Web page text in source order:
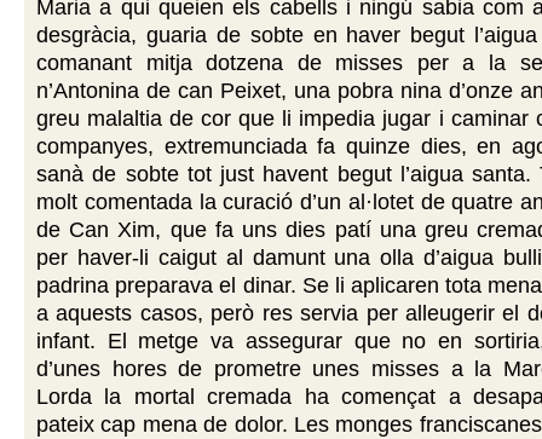
Maria a qui queien els cabells i ningú sabia com
desgràcia, guaria de sobte en haver begut
comanant mitja dotzena de misses per a la
n’Antonina de can Peixet, una pobra nina d’onze
greu malaltia de cor que li impedia jugar i caminar
companyes, extremunciada fa quinze dies, en
sanà de sobte tot just havent begut l’aigua santa.
molt comentada la curació d’un al·lotet de quatre
de Can Xim, que fa uns dies patí una greu
per haver-li caigut al damunt una olla d’aigua
padrina preparava el dinar. Se li aplicaren tota
a aquests casos, però res servia per alleugerir el
infant. El metge va assegurar que no en
d’unes hores de prometre unes misses a la
Lorda la mortal cremada ha començat a
pateix cap mena de dolor. Les monges